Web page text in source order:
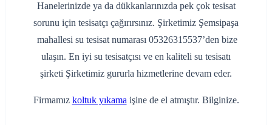
Hanelerinizde ya da dükkanlarınızda pek çok tesisat
sorunu için tesisatçı çağırırsınız. Şirketimiz Şemsipaşa
mahallesi su tesisat numarası 05326315537’den bize
ulaşın. En iyi su tesisatçısı ve en kaliteli su tesisatı
şirketi Şirketimiz gururla hizmetlerine devam eder.
Firmamız koltuk yıkama işine de el atmıştır. Bilginize.